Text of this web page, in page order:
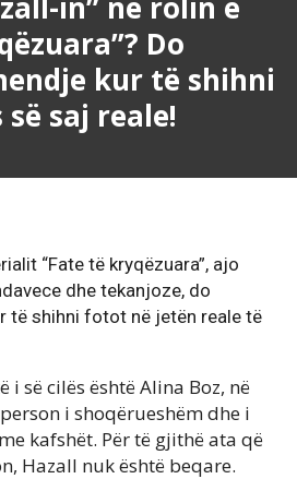
Do
kur të shihni
saj reale!
“Fate të kryqëzuara”, ajo
dhe tekanjoze, do
të shihni fotot në jetën reale të
i së cilës është Alina Boz, në
i shoqërueshëm dhe i
kafshët. Për të gjithë ata që
Hazall nuk është beqare.